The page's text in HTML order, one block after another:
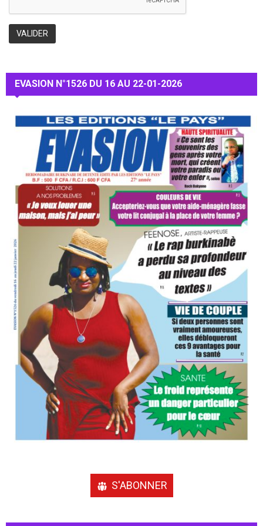
EVASION N°1526 DU 16 AU 22-01-2026
S'ABONNER